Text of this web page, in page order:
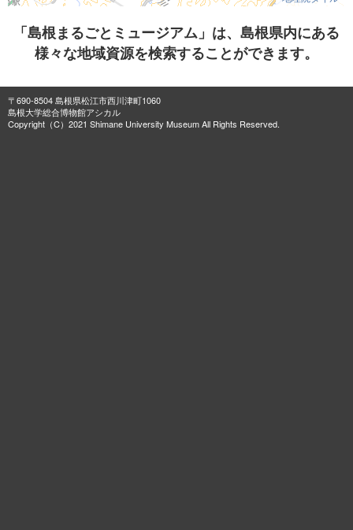
「島根まるごとミュージアム」は、島根県内にある
様々な地域資源を検索することができます。
〒690-8504 島根県松江市西川津町1060
島根大学総合博物館アシカル
Copyright（C）2021 Shimane University Museum All Rights Reserved.